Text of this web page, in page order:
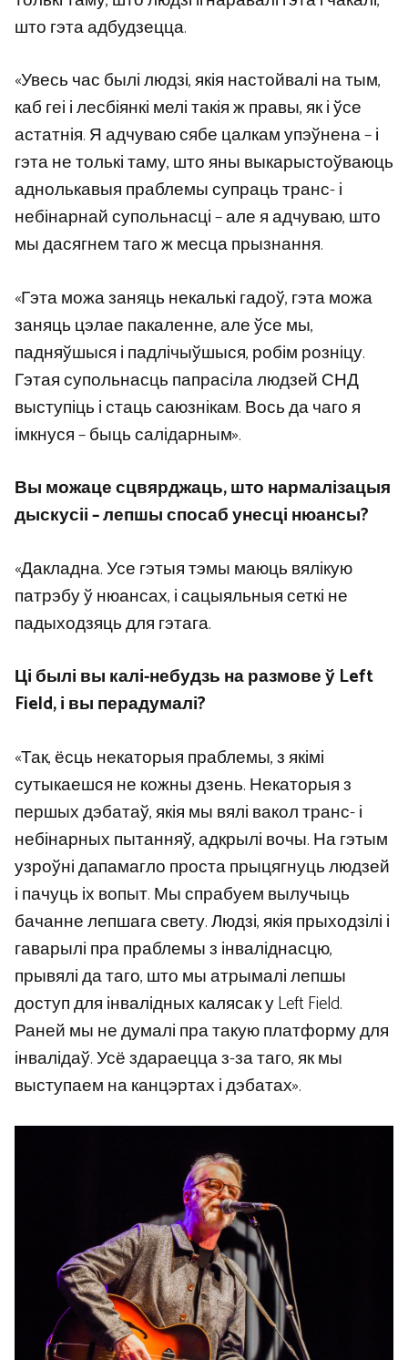
што гэта адбудзецца.
«Увесь час былі людзі, якія настойвалі на тым,
каб геі і лесбіянкі мелі такія ж правы, як і ўсе
астатнія. Я адчуваю сябе цалкам упэўнена – і
гэта не толькі таму, што яны выкарыстоўваюць
аднолькавыя праблемы супраць транс- і
небінарнай супольнасці – але я адчуваю, што
мы дасягнем таго ж месца прызнання.
«Гэта можа заняць некалькі гадоў, гэта можа
заняць цэлае пакаленне, але ўсе мы,
падняўшыся і падлічыўшыся, робім розніцу.
Гэтая супольнасць папрасіла людзей СНД
выступіць і стаць саюзнікам. Вось да чаго я
імкнуся – быць салідарным».
Вы можаце сцвярджаць, што нармалізацыя
дыскусіі – лепшы спосаб унесці нюансы?
«Дакладна. Усе гэтыя тэмы маюць вялікую
патрэбу ў нюансах, і сацыяльныя сеткі не
падыходзяць для гэтага.
Ці былі вы калі-небудзь на размове ў Left
Field, і вы перадумалі?
«Так, ёсць некаторыя праблемы, з якімі
сутыкаешся не кожны дзень. Некаторыя з
першых дэбатаў, якія мы вялі вакол транс- і
небінарных пытанняў, адкрылі вочы. На гэтым
узроўні дапамагло проста прыцягнуць людзей
і пачуць іх вопыт. Мы спрабуем вылучыць
бачанне лепшага свету. Людзі, якія прыходзілі і
гаварылі пра праблемы з інваліднасцю,
прывялі да таго, што мы атрымалі лепшы
доступ для інвалідных калясак у Left Field.
Раней мы не думалі пра такую ​​платформу для
інвалідаў. Усё здараецца з-за таго, як мы
выступаем на канцэртах і дэбатах».